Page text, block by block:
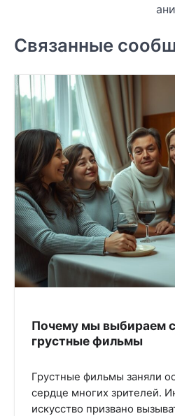
Связанные
Почему мы выбираем
грустные фильмы
Грустные фильмы заняли
сердце многих зрителей.
искусство призвано